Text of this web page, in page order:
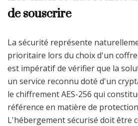
de souscrire
La sécurité représente
prioritaire lors du choix d'un
est impératif de vérifier que la
un service reconnu doté d'un
le chiffrement AES-256 qui
référence en matière de
L'hébergement sécurisé doit être